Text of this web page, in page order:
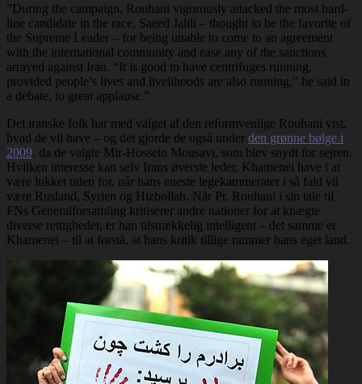
”During the campaign, Rouhani vigorously attacked the most hard-
line candidate in the race, Saeed Jalili – thought to be the favorite of
the Supreme Leader – for being unable to come to an agreement
with the international community and ease any of the sanctions
arrayed against Iran. “It is good to have centrifuges running,
provided people’s lives and livelihoods are also running,” he said in
a debate, to great applause.”
Det iranske folk har med valget af den reformvenlige Rouhani vist,
hvad de vil have – og det gjorde de også under den grønne bølge i
2009, da de valgte Mir-Hossein Mousavi, som blev snydt for sejren.
Hvilken interesse kan selv Irans øverste leder, Khamenei have i at
være lukket uden for, når hans eneste legekammerater i så fald vil
være Rusland, Syrien og Hizbollah. Når Pr. Rouhani i sin tale til
FNs Generalforsamling kritiserer andre nationer for at knægte
diverse rettigheder, er han tilstrækkelig intelligent – det samme er
Khamenei – til at forstå, at hans kritik tillige rammer hans eget land.